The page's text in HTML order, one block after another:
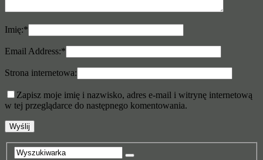
Imię:*
Email Address:*
Strona internetowa:
Zapisz moje imię i nazwisko, adres e-mail i witrynę internetową
w tej przeglądarce do następnego komentowania.